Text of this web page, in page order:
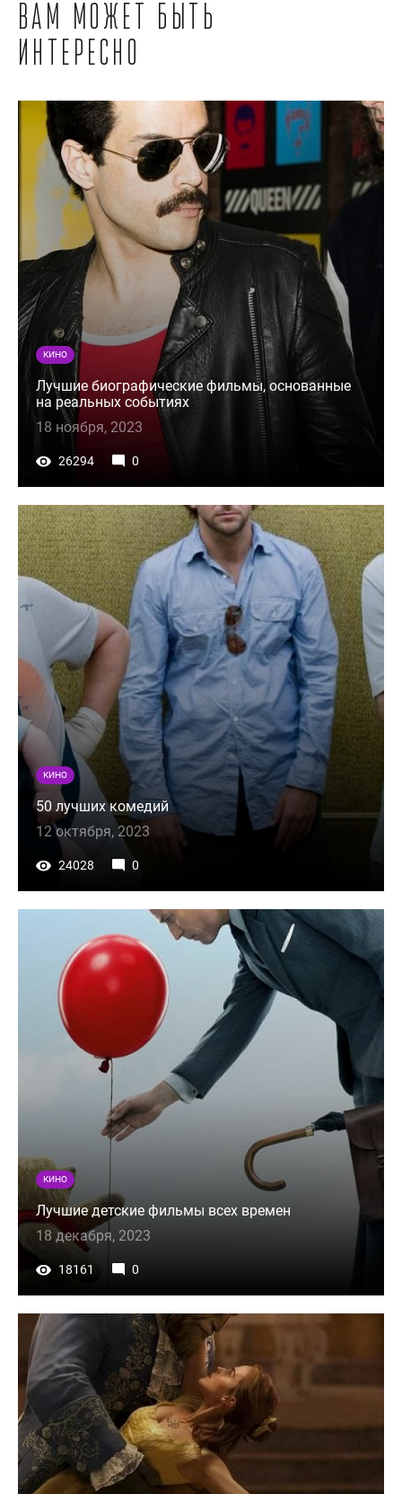
Вам может быть
интересно
КИНО
Лучшие биографические фильмы, основанные
на реальных событиях
18 ноября, 2023
26294 0
КИНО
50 лучших комедий
12 октября, 2023
24028 0
КИНО
Лучшие детские фильмы всех времен
18 декабря, 2023
18161 0